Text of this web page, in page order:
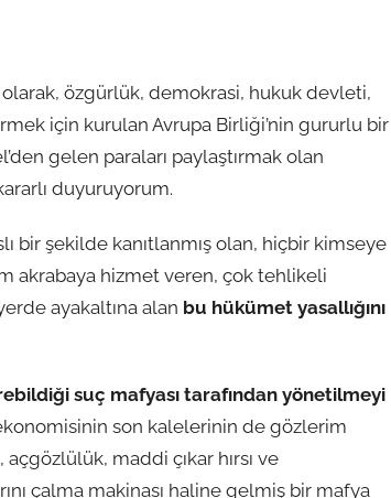
olarak, özgürlük, demokrasi, hukuk devleti,
için kurulan Avrupa Birliği’nin gururlu bir
gelen paraları paylaştırmak olan
duyuruyorum.
bir şekilde kanıtlanmış olan, hiçbir kimseye
akrabaya hizmet veren, çok tehlikeli
ayakaltına alan bu hükümet yasallığını
suç mafyası tarafından yönetilmeyi
son kalelerinin de gözlerim
maddi çıkar hırsı ve
çalma makinası haline gelmiş bir mafya